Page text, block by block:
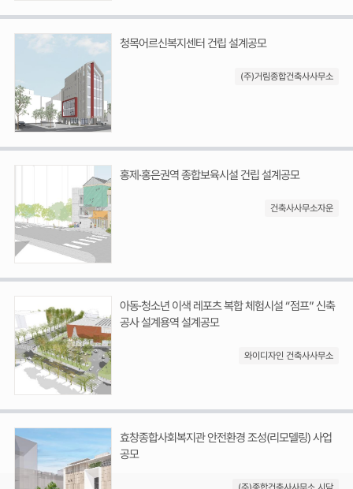
청목어르신복지센터 건립 설계공모
(주)거림종합건축사사무소
홍제·홍은권역 종합보육시설 건립 설계공모
건축사사무소자운
아동·청소년 이색 레포츠 복합 체험시설 “점프” 신축
공사 설계용역 설계공모
와이디자인 건축사사무소
효창종합사회복지관 안전환경 조성(리모델링) 사업
공모